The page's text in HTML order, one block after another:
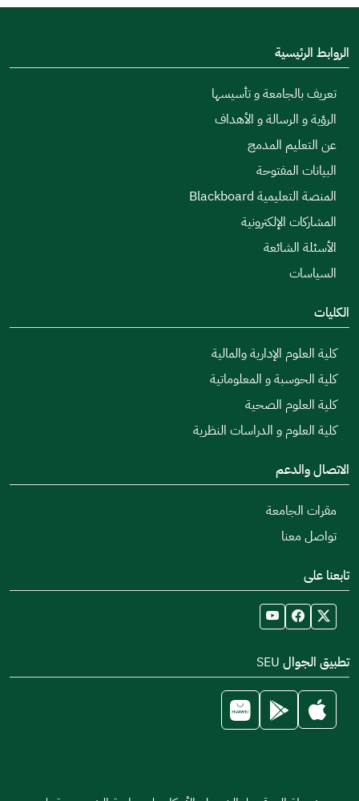
الروابط الرئيسية
تعريف بالجامعة و تأسيسها
الرؤية و الرسالة و الأهداف
عن التعليم المدمج
البيانات المفتوحة
المنصة التعليمية Blackboard
المشاركات الإلكترونية
الأسئلة الشائعة
السياسات
الكليات
كلية العلوم الإدارية والمالية
كلية الحوسبة و المعلوماتية
كلية العلوم الصحية
كلية العلوم و الدراسات النظرية
الاتصال والدعم
مقرات الجامعة
تواصل معنا
تابعنا على
تطبيق الجوال SEU